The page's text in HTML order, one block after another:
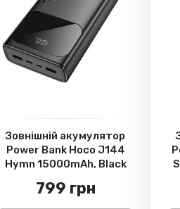
Зовнішній акумулятор
Power Bank Hoco J144
Hymn 15000mAh, Black
799 грн